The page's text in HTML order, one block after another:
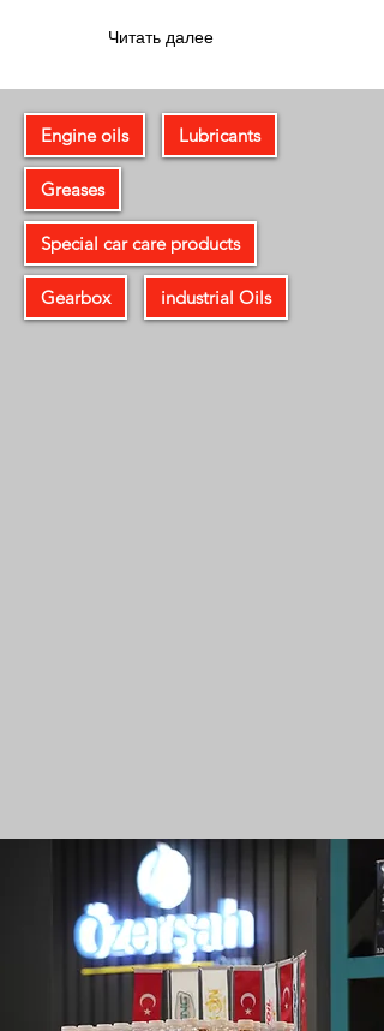
Читать далее
Engine oils Lubricants
Greases
Special car care products
Gearbox industrial Oils